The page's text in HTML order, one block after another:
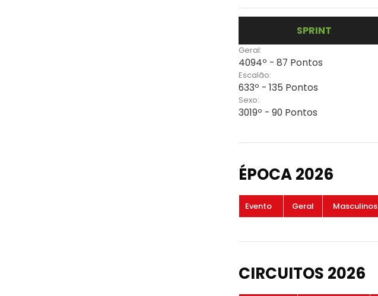
SPRINT
Geral:
4094º - 87 Pontos
Escalão:
633º - 135 Pontos
Sexo:
3019º - 90 Pontos
ÉPOCA 2026
Evento Geral Masculinos
CIRCUITOS 2026